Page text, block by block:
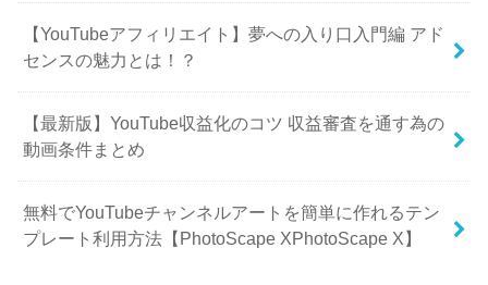
【YouTubeアフィリエイト】夢への入り口入門編 アド
センスの魅力とは！？
【最新版】YouTube収益化のコツ 収益審査を通す為の
動画条件まとめ
無料でYouTubeチャンネルアートを簡単に作れるテン
プレート利用方法【PhotoScape XPhotoScape X】